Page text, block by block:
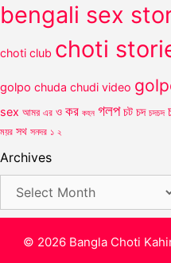
bengali sex
choti club choti
golpo chuda chudi video
sex আমর এর ও কর কহন গলপ চট চদ চদচদ
ময়র সথ সনদর ১ ২
Archives
© 2026 Bangla Choti